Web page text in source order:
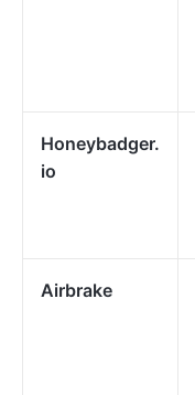
Honeybadger.
io
Airbrake